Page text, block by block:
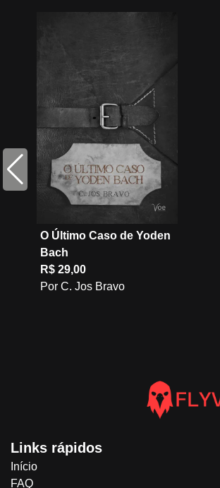
O Último Caso de Yoden
Bach
R$ 29,00
Por C. Jos Bravo
Links rápidos
Início
FAQ